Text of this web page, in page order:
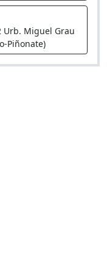
Urb. Miguel Grau
Piñonate)